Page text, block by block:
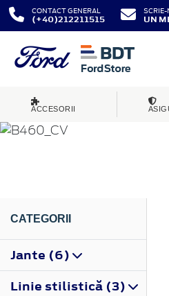
CONTACT GENERAL
(+40)212211515
SCRIE-
UN
ACCESORII
TRANSIT
CATEGORII
Jante (6)
Linie stilistică (3)